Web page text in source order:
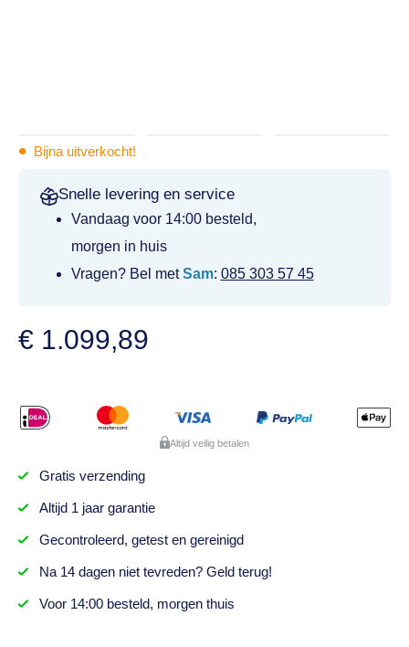
• Bijna uitverkocht!
Snelle levering en service
Vandaag voor 14:00 besteld,
morgen in huis
Vragen? Bel metSam: 085 303 57 45
€ 1.099,89
Altijd veilig betalen
Gratis verzending
Altijd 1 jaargarantie
Gecontroleerd, getesten gereinigd
Na 14 dagenniet tevreden? Geld terug!
Voor 14:00 besteld, morgen thuis